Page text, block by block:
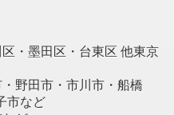
・墨田区・台東区 他東京
野田市・市川市・船橋
市など